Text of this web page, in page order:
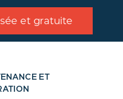
et gratuite
ET